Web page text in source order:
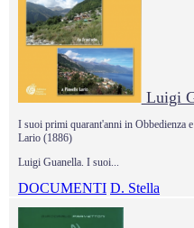
Luigi
I suoi primi quarant'anni in Obbedienza
Lario (1886)
Luigi Guanella. I suoi...
DOCUMENTI D. Stella